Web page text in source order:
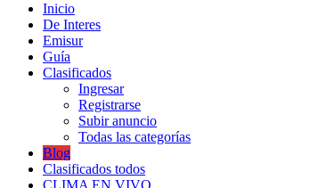
Inicio
De Interes
Emisur
Guía
Clasificados
Ingresar
Registrarse
Subir anuncio
Todas las categorías
Blog
Clasificados todos
CLIMA EN VIVO